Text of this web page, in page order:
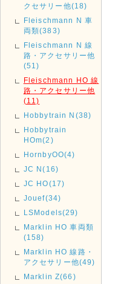
クセサリー他(18)
Fleischmann N 車
両類(383)
Fleischmann N 線
路・アクセサリー他
(51)
Fleischmann HO 線
路・アクセサリー他
(11)
Hobbytrain N(38)
Hobbytrain
HOm(2)
HornbyOO(4)
JC N(16)
JC HO(17)
Jouef(34)
LSModels(29)
Marklin HO 車両類
(158)
Marklin HO 線路・
アクセサリー他(49)
Marklin Z(66)